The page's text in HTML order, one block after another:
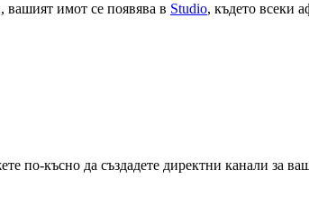
вашият имот се появява в Studio, където всеки
по-късно да създадете директни канали за